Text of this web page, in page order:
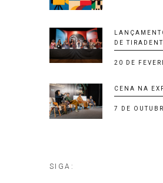
DE
20 DE
CENA NA
7 DE
SIGA: